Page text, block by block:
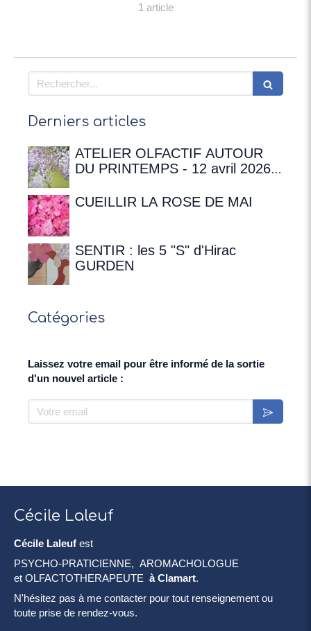
1 article
Rechercher
Derniers articles
ATELIER OLFACTIF AUTOUR
DU PRINTEMPS - 12 avril 2026 à
Chateaubriand
CUEILLIR LA ROSE DE MAI
SENTIR : les 5 "S" d'Hirac
GURDEN
Catégories
Laissez votre email pour être informé de la sortie
d'un nouvel article :
Votre email
Cécile Laleuf
Cécile Laleuf est
PSYCHO-PRATICIENNE, AROMACHOLOGUE
et OLFACTOTHERAPEUTE à Clamart.
N'hésitez pas à me contacter pour tout renseignement ou
toute prise de rendez-vous.